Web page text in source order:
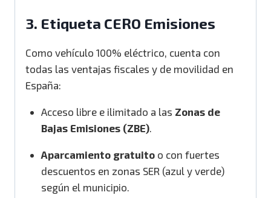
3. Etiqueta CERO Emisiones
Como vehículo 100% eléctrico, cuenta con
todas las ventajas fiscales y de movilidad en
España:
Acceso libre e ilimitado a las Zonas de
Bajas Emisiones (ZBE).
Aparcamiento gratuitoo con fuertes
descuentos en zonas SER (azul y verde)
según el municipio.